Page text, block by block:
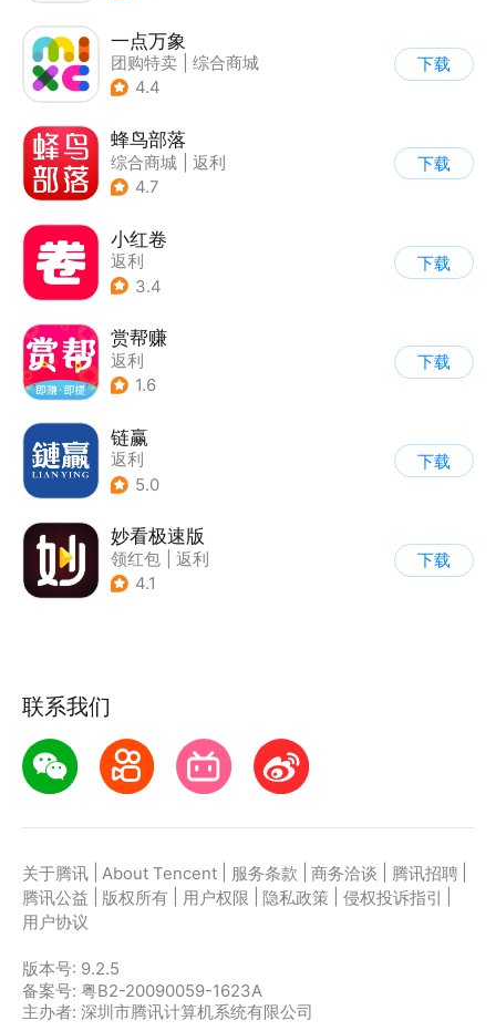
一点万象
团购特卖
综合商城
4.4
下载
蜂鸟部落
综合商城
返利
4.7
下载
小红卷
返利
3.4
下载
赏帮赚
返利
1.6
下载
链赢
返利
5.0
下载
妙看极速版
领红包
返利
4.1
下载
联系我们
关于腾讯 About Tencent 服务条款 商务洽谈 腾讯招聘
腾讯公益
版权所有 用户权限 隐私政策 侵权投诉指引
用户协议
版本号: 9.2.5
备案号: 粤B2-20090059-1623A
主办者: 深圳市腾讯计算机系统有限公司